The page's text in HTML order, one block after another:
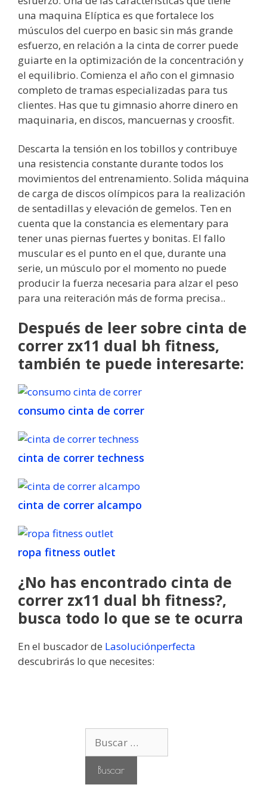
una maquina Elíptica es que fortalece los
músculos del cuerpo en basic sin más grande
esfuerzo, en relación a la cinta de correr puede
guiarte en la optimización de la concentración y
el equilibrio. Comienza el año con el gimnasio
completo de tramas especializadas para tus
clientes. Has que tu gimnasio ahorre dinero en
maquinaria, en discos, mancuernas y croosfit.
Descarta la tensión en los tobillos y contribuye
una resistencia constante durante todos los
movimientos del entrenamiento. Solida máquina
de carga de discos olímpicos para la realización
de sentadillas y elevación de gemelos. Ten en
cuenta que la constancia es elementary para
tener unas piernas fuertes y bonitas. El fallo
muscular es el punto en el que, durante una
serie, un músculo por el momento no puede
producir la fuerza necesaria para alzar el peso
para una reiteración más de forma precisa..
Después de leer sobre cinta de
correr zx11 dual bh fitness,
también te puede interesarte:
consumo cinta de correr
cinta de correr techness
cinta de correr alcampo
ropa fitness outlet
¿No has encontrado cinta de
correr zx11 dual bh fitness?,
busca todo lo que se te ocurra
En el buscador de Lasoluciónperfecta
descubrirás lo que necesites: